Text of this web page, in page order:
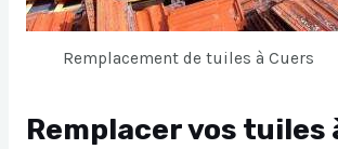
Remplacement de tuiles à Cuers
Remplacer vos tuiles